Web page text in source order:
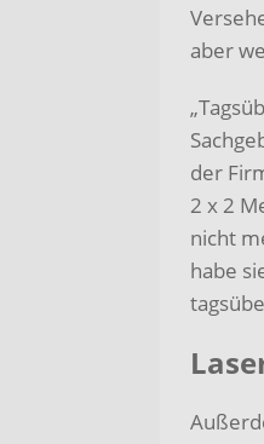
aber
der
2 x 2
nicht
habe